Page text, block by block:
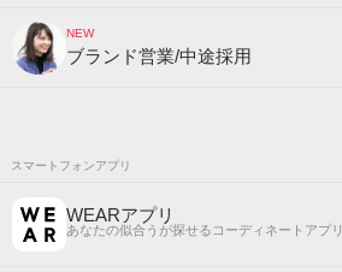
NEW
ブランド営業/中途採用
スマートフォンアプリ
WEARアプリ
あなたの似合うが探せるコーディネートアプリ